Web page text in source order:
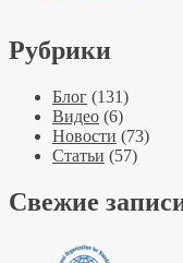
Рубрики
Блог (131)
Видео (6)
Новости (73)
Статьи (57)
Свежие